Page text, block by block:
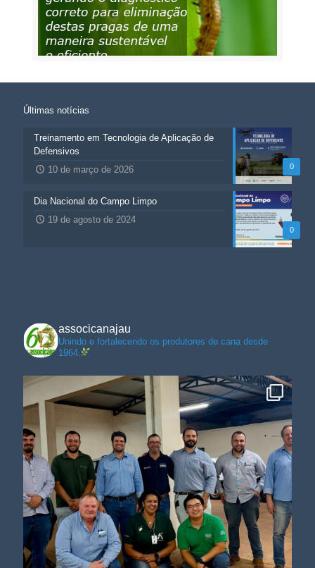
Últimas notícias
0
Treinamento em Tecnologia de Aplicação de
Defensivos
10 de março de 2026
0
Dia Nacional do Campo Limpo
19 de agosto de 2024
associcanajau
Unindo e fortalecendo os produtores de cana desde
1964.